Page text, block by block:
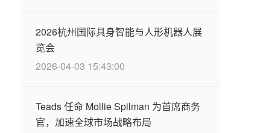
2026杭州国际具身智能与人形机器人展
览会
2026-04-03 15:43:00
Teads 任命 Mollie Spilman 为首席商务
官，加速全球市场战略布局